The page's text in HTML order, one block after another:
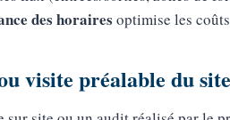
des horaires optimise les
visite préalable du site